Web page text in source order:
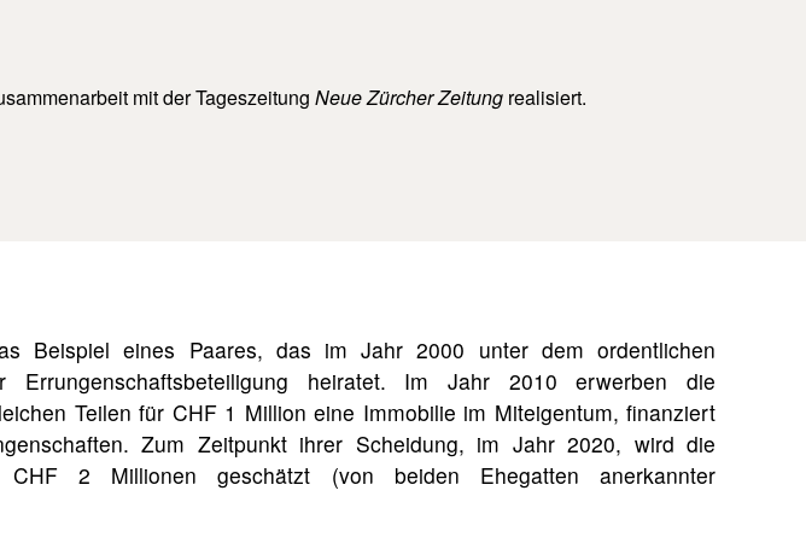
mit der Tageszeitung Neue Zürcher Zeitungrealisiert.
Beispiel eines Paares, das im Jahr 2000 unter dem ordentlichen
Errungenschaftsbeteiligung heiratet. Im Jahr 2010 erwerben die
Teilen für CHF 1 Million eine Immobilie im Miteigentum, finanziert
Zum Zeitpunkt ihrer Scheidung, im Jahr 2020, wird die
CHF 2 Millionen geschätzt (von beiden Ehegatten anerkannter